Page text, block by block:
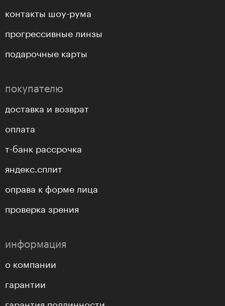
контакты шоу-рума
прогрессивные линзы
подарочные карты
покупателю
доставка и возврат
оплата
т-банк рассрочка
яндекс.сплит
оправа к форме лица
проверка зрения
информация
о компании
гарантии
гарантия подлинности